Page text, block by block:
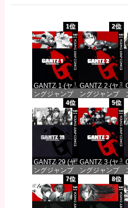
1位
GANTZ 1 (ヤ
ングジャンプ
コミックス
DIGITAL)
価格：¥617
2位
GANTZ 2 (ヤ
ングジャンプ
コミックス
DIGITAL)
価格：¥617
4位
GANTZ 29 (ヤ
ングジャンプ
コミックス
DIGITAL)
価格：¥647
5位
GANTZ 3 (ヤ
ングジャンプ
コミックス
DIGITAL)
価格：¥617
7位 8位